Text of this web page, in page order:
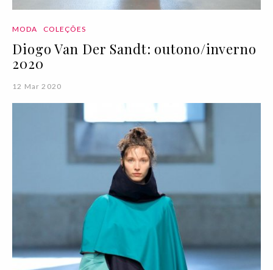
MODA COLEÇÕES
Diogo Van Der Sandt: outono/inverno
2020
12 Mar 2020